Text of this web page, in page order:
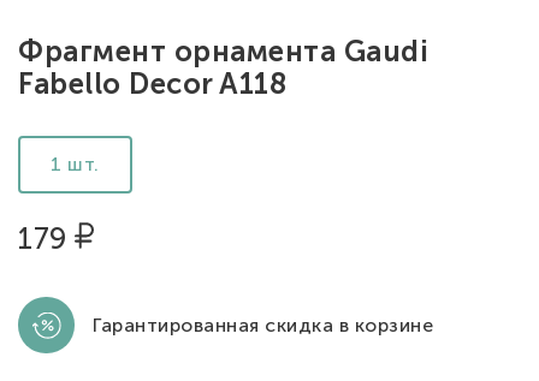
Фрагмент орнамента Gaudi
Fabello Decor A118
1 шт.
179
Гарантированная скидка в корзине